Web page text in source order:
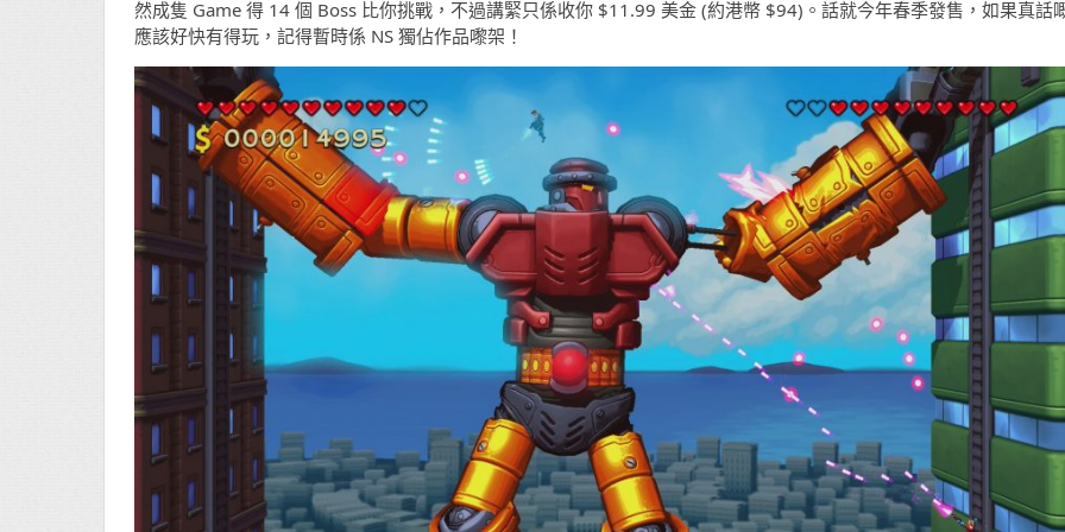
然成隻 Game 得 14 個 Boss 比你挑戰，不過講緊只係收你 $11.99 美金 (約港幣 $94)。話就今年春季發售，如果真話
應該好快有得玩，記得暫時係 NS 獨佔作品嚟架！